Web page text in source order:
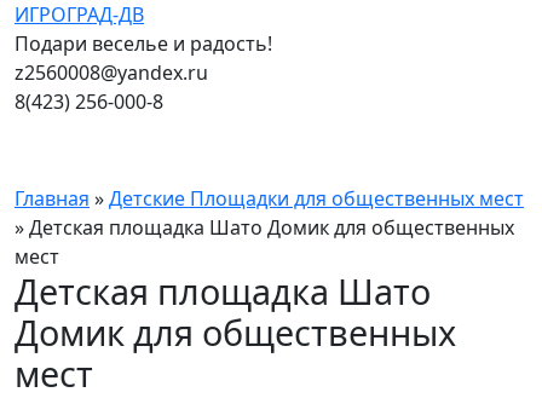
ИГРОГРАД-ДВ
Подари веселье и радость!
z2560008@yandex.ru
8(423) 256-000-8
Главная »Детские Площадки для общественных мест
» Детская площадка Шато Домик для общественных
мест
Детская площадка Шато
Домик для общественных
мест